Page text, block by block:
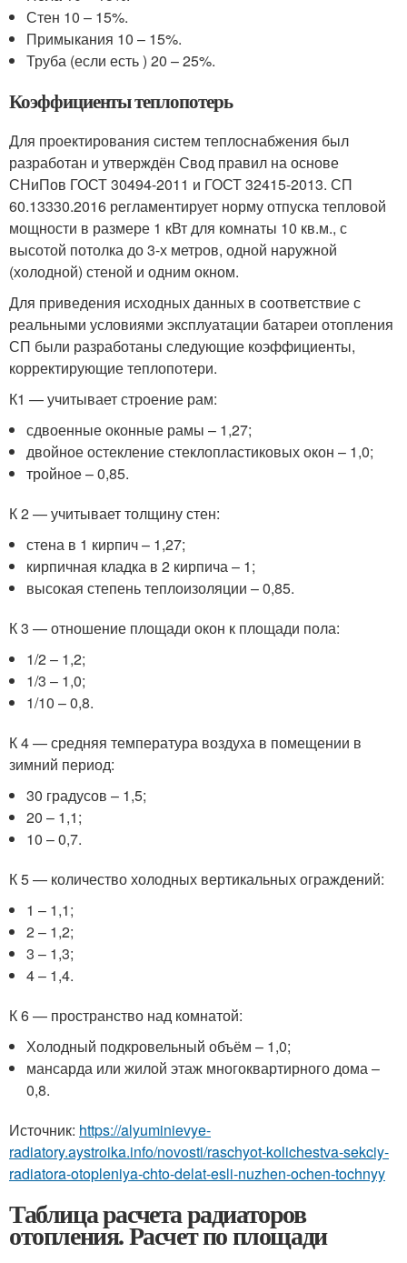
Стен 10 – 15%.
Примыкания 10 – 15%.
Труба (если есть ) 20 – 25%.
Коэффициенты теплопотерь
Для проектирования систем теплоснабжения был
разработан и утверждён Свод правил на основе
СНиПов ГОСТ 30494-2011 и ГОСТ 32415-2013. СП
60.13330.2016 регламентирует норму отпуска тепловой
мощности в размере 1 кВт для комнаты 10 кв.м., с
высотой потолка до 3-х метров, одной наружной
(холодной) стеной и одним окном.
Для приведения исходных данных в соответствие с
реальными условиями эксплуатации батареи отопления
СП были разработаны следующие коэффициенты,
корректирующие теплопотери.
К1 — учитывает строение рам:
сдвоенные оконные рамы – 1,27;
двойное остекление стеклопластиковых окон – 1,0;
тройное – 0,85.
К 2 — учитывает толщину стен:
стена в 1 кирпич – 1,27;
кирпичная кладка в 2 кирпича – 1;
высокая степень теплоизоляции – 0,85.
К 3 — отношение площади окон к площади пола:
1/2 – 1,2;
1/3 – 1,0;
1/10 – 0,8.
К 4 — средняя температура воздуха в помещении в
зимний период:
30 градусов – 1,5;
20 – 1,1;
10 – 0,7.
К 5 — количество холодных вертикальных ограждений:
1 – 1,1;
2 – 1,2;
3 – 1,3;
4 – 1,4.
К 6 — пространство над комнатой:
Холодный подкровельный объём – 1,0;
мансарда или жилой этаж многоквартирного дома –
0,8.
Источник: https://alyuminievye-
radiatory.aystroika.info/novosti/raschyot-kolichestva-sekciy-
radiatora-otopleniya-chto-delat-esli-nuzhen-ochen-tochnyy
Таблица расчета радиаторов
отопления. Расчет по площади